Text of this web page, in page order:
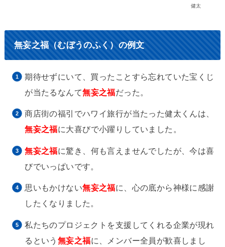
健太
無妄之福（むぼうのふく）の例文
期待せずにいて、買ったことすら忘れていた宝くじ
が当たるなんて無妄之福だった。
商店街の福引でハワイ旅行が当たった健太くんは、
無妄之福に大喜びで小躍りしていました。
無妄之福に驚き、何も言えませんでしたが、今は喜
びでいっぱいです。
思いもかけない無妄之福に、心の底から神様に感謝
したくなりました。
私たちのプロジェクトを支援してくれる企業が現れ
るという 無妄之福に、メンバー全員が歓喜しまし